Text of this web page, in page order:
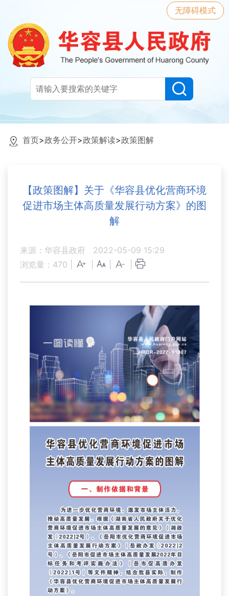
无障碍模式
首页>政务公开>政策解读>政策图解
【政策图解】关于《华容县优化营商环境
促进市场主体高质量发展行动方案》的图
解
来源：华容县政府
2022-05-09 15:29
浏览量： 470